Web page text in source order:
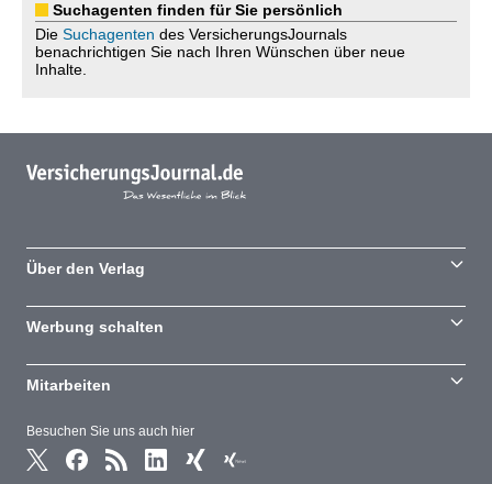
Suchagenten finden für Sie persönlich
Die Suchagenten des VersicherungsJournals
benachrichtigen Sie nach Ihren Wünschen über neue
Inhalte.
Besuchen Sie uns auch hier
Über den Verlag
Werbung schalten
Mitarbeiten